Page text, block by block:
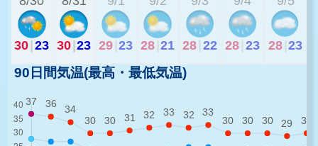
30|23 30|23 29 23 28 21 28 22 28 23 28 23
90日間気温(最高・最低気温)